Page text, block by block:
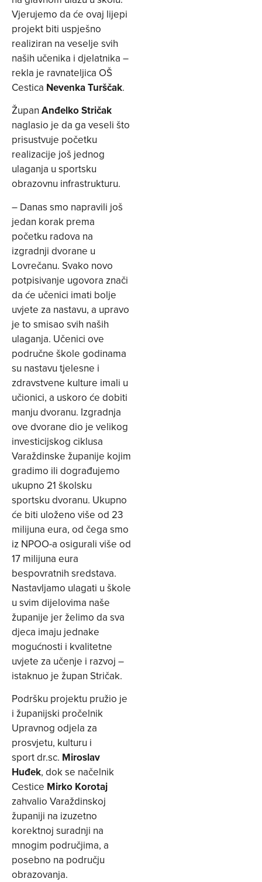
Vjerujemo da će ovaj lijepi
projekt biti uspješno
realiziran na veselje svih
naših učenika i djelatnika –
rekla je ravnateljica OŠ
Cestica Nevenka Turščak.
Župan Anđelko Stričak
naglasio je da ga veseli što
prisustvuje početku
realizacije još jednog
ulaganja u sportsku
obrazovnu infrastrukturu.
– Danas smo napravili još
jedan korak prema
početku radova na
izgradnji dvorane u
Lovrečanu. Svako novo
potpisivanje ugovora znači
da će učenici imati bolje
uvjete za nastavu, a upravo
je to smisao svih naših
ulaganja. Učenici ove
područne škole godinama
su nastavu tjelesne i
zdravstvene kulture imali u
učionici, a uskoro će dobiti
manju dvoranu. Izgradnja
ove dvorane dio je velikog
investicijskog ciklusa
Varaždinske županije kojim
gradimo ili dograđujemo
ukupno 21 školsku
sportsku dvoranu. Ukupno
će biti uloženo više od 23
milijuna eura, od čega smo
iz NPOO-a osigurali više od
17 milijuna eura
bespovratnih sredstava.
Nastavljamo ulagati u škole
u svim dijelovima naše
županije jer želimo da sva
djeca imaju jednake
mogućnosti i kvalitetne
uvjete za učenje i razvoj –
istaknuo je župan Stričak.
Podršku projektu pružio je
i županijski pročelnik
Upravnog odjela za
prosvjetu, kulturu i
sport dr.sc. Miroslav
Huđek, dok se načelnik
Cestice Mirko Korotaj
zahvalio Varaždinskoj
županiji na izuzetno
korektnoj suradnji na
mnogim područjima, a
posebno na području
obrazovanja.